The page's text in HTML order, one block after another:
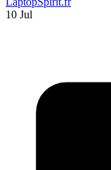
10 Jul